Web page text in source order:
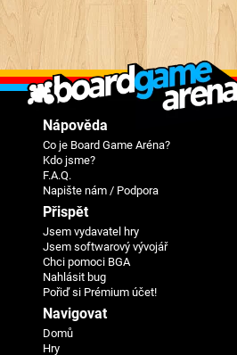
Nápověda
Co je Board Game Aréna?
Kdo jsme?
F.A.Q.
Napište nám / Podpora
Přispět
Jsem vydavatel hry
Jsem softwarový vývojář
Chci pomoci BGA
Nahlásit bug
Pořiď si Prémium účet!
Navigovat
Domů
Hry